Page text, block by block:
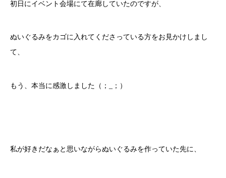
初日にイベント会場にて在廊していたのですが、
ぬいぐるみをカゴに入れてくださっている方をお見かけしまし
て、
もう、本当に感激しました（；_；）
私が好きだなぁと思いながらぬいぐるみを作っていた先に、